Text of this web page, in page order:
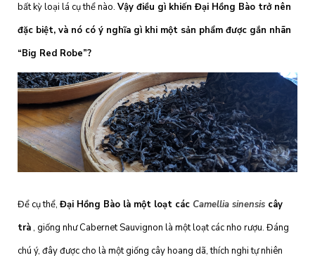
bất kỳ loại lá cụ thể nào. Vậy điều gì khiến Đại Hồng Bào trở nên
đặc biệt, và nó có ý nghĩa gì khi một sản phẩm được gắn nhãn
“Big Red Robe”?
Để cụ thể,Đại Hồng Bào là một loạt các Camellia sinensis cây
trà, giống như Cabernet Sauvignon là một loạt các nho rượu. Đáng
chú ý, đây được cho là một giống cây hoang dã, thích nghi tự nhiên